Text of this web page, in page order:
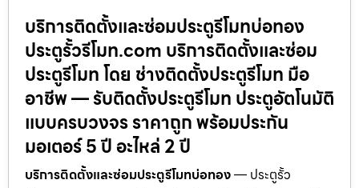
บริการติดตั้งและซ่อมประตูรีโมทบ่อทอง
ประตูรั้วรีโมท.com บริการติดตั้งและซ่อม
ประตูรีโมท โดย ช่างติดตั้งประตูรีโมท มือ
อาชีพ — รับติดตั้งประตูรีโมท ประตูอัตโนมัติ
แบบครบวงจร ราคาถูก พร้อมประกัน
มอเตอร์ 5 ปี อะไหล่ 2 ปี
บริการติดตั้งและซ่อมประตูรีโมทบ่อทอง— ประตูรั้ว